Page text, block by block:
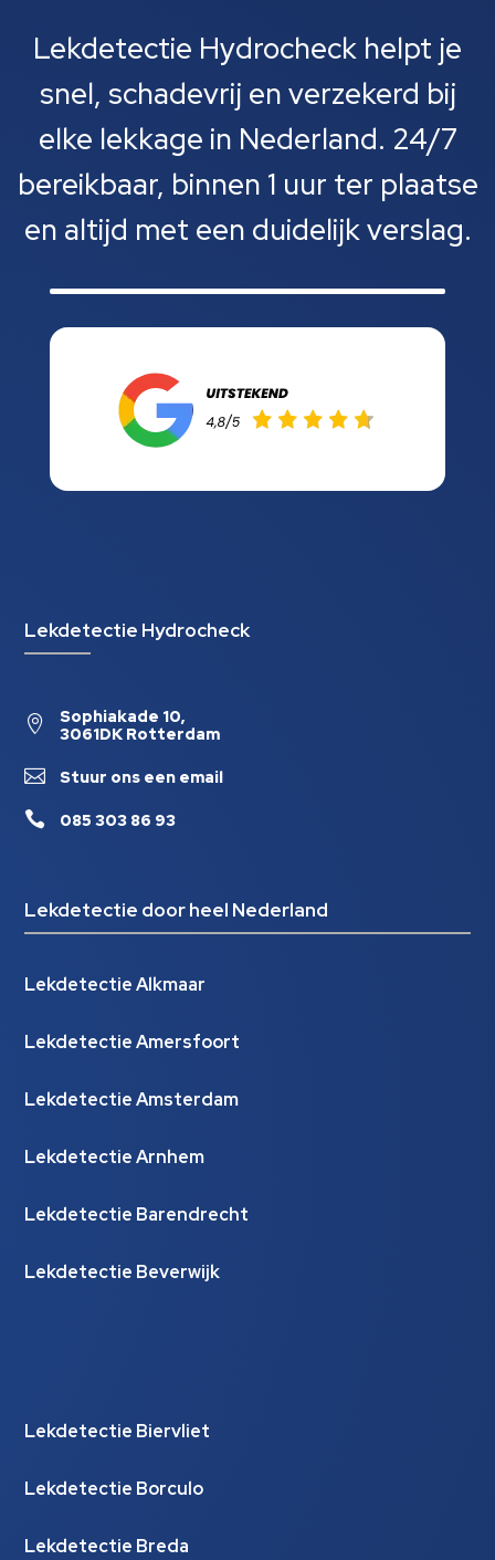
Lekdetectie Hydrocheck helpt je
snel, schadevrij en verzekerd bij
elke lekkage in Nederland. 24/7
bereikbaar, binnen 1 uur ter plaatse
en altijd met een duidelijk verslag.
Lekdetectie Hydrocheck

Sophiakade 10,
3061DK Rotterdam
 Stuur ons een email
 085 303 86 93
Lekdetectie door heel Nederland
Lekdetectie Alkmaar
Lekdetectie Amersfoort
Lekdetectie Amsterdam
Lekdetectie Arnhem
Lekdetectie Barendrecht
Lekdetectie Beverwijk
Lekdetectie Biervliet
Lekdetectie Borculo
Lekdetectie Breda